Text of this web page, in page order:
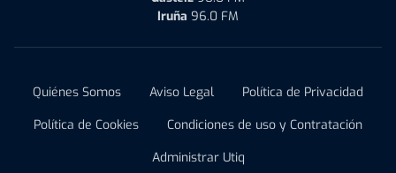
Iruña 96.0 FM
Quiénes Somos Aviso Legal
Política de Privacidad
Política de Cookies
Condiciones de uso y Contratación
Administrar Utiq